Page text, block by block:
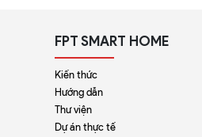
FPT SMART HOME
Kiến thức
Hướng dẫn
Thư viện
Dự án thực tế